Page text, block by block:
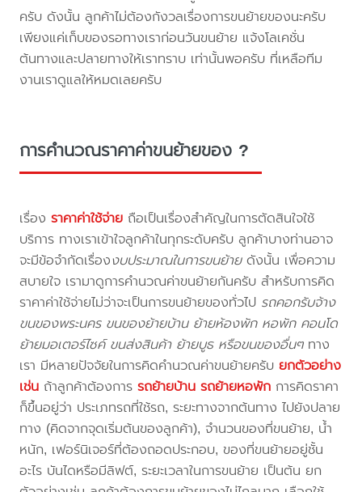
ครับ ดังนั้น ลูกค้าไม่ต้องกังวลเรื่องการขนย้ายของนะครับ
เพียงแค่เก็บของรอทางเราก่อนวันขนย้าย แจ้งโลเคชั่น
ต้นทางและปลายทางให้เราทราบ เท่านั้นพอครับ ที่เหลือทีม
งานเราดูแลให้หมดเลยครับ
การคำนวณราคาค่าขนย้ายของ ?
เรื่องราคาค่าใช้จ่าย ถือเป็นเรื่องสำคัญในการตัดสินใจใช้
บริการ ทางเราเข้าใจลูกค้าในทุกระดับครับ ลูกค้าบางท่านอาจ
จะมีข้อจำกัดเรื่องงบประมาณในการขนย้ายดังนั้น เพื่อความ
สบายใจ เรามาดูการคำนวณค่าขนย้ายกันครับ สำหรับการคิด
ราคาค่าใช้จ่ายไม่ว่าจะเป็นการขนย้ายของทั่วไป รถคอกรับจ้าง
ขนของพระนคร ขนของย้ายบ้าน ย้ายห้องพัก หอพัก คอนโด
ย้ายมอเตอร์ไซค์ ขนส่งสินค้า ย้ายบูธ หรือขนของอื่นๆทาง
เรา มีหลายปัจจัยในการคิดคำนวณค่าขนย้ายครับยกตัวอย่าง
เช่น ถ้าลูกค้าต้องการรถย้ายบ้าน รถย้ายหอพัก การคิดราคา
ก็ขึ้นอยู่ว่า ประเภทรถที่ใช้รถ, ระยะทางจากต้นทาง ไปยังปลาย
ทาง (คิดจากจุดเริ่มต้นของลูกค้า), จำนวนของที่ขนย้าย, น้ำ
หนัก, เฟอร์นิเจอร์ที่ต้องถอดประกอบ, ของที่ขนย้ายอยู่ชั้น
อะไร บันไดหรือมีลิฟต์, ระยะเวลาในการขนย้าย เป็นต้น ยก